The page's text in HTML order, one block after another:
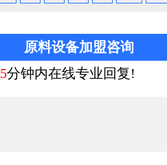
原料设备加盟咨询
5分钟内在线专业回复!